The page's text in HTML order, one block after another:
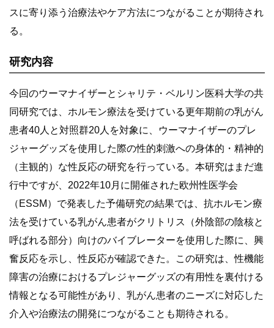
スに寄り添う治療法やケア方法につながることが期待され
る。
研究内容
今回のウーマナイザーとシャリテ・ベルリン医科大学の共
同研究では、ホルモン療法を受けている更年期前の乳がん
患者40人と対照群20人を対象に、ウーマナイザーのプレ
ジャーグッズを使用した際の性的刺激への身体的・精神的
（主観的）な性反応の研究を行っている。本研究はまだ進
行中ですが、2022年10月に開催された欧州性医学会
（ESSM）で発表した予備研究の結果では、抗ホルモン療
法を受けている乳がん患者がクリトリス（外陰部の陰核と
呼ばれる部分）向けのバイブレーターを使用した際に、興
奮反応を示し、性反応が確認できた。この研究は、性機能
障害の治療におけるプレジャーグッズの有用性を裏付ける
情報となる可能性があり、乳がん患者のニーズに対応した
介入や治療法の開発につながることも期待される。